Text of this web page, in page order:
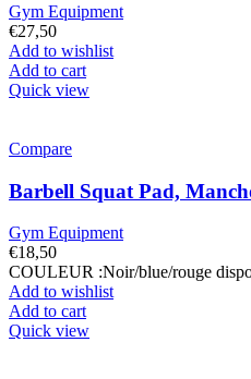
Gym Equipment
€27,50
Add to wishlist
Add to cart
Quick view
Compare
Barbell Squat Pad,
Gym Equipment
€18,50
COULEUR :Noir/blue/rouge
Add to wishlist
Add to cart
Quick view